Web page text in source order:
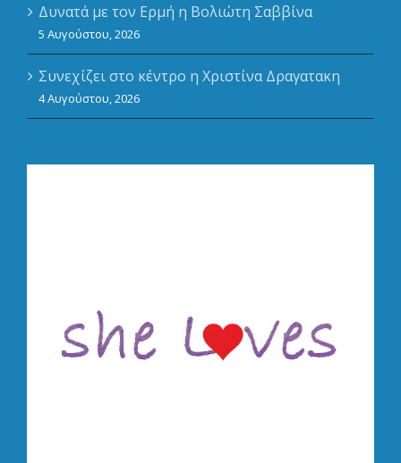
Δυνατά με τον Ερμή η Βολιώτη Σαββίνα
5 Αυγούστου, 2026
Συνεχίζει στο κέντρο η Χριστίνα Δραγατακη
4 Αυγούστου, 2026